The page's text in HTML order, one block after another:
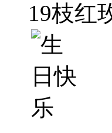
19枝红